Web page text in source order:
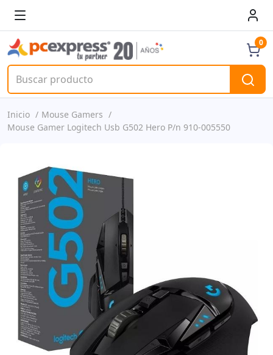
0
Inicio
Mouse Gamers
Mouse Gamer Logitech Usb G502 Hero P/n 910-005550